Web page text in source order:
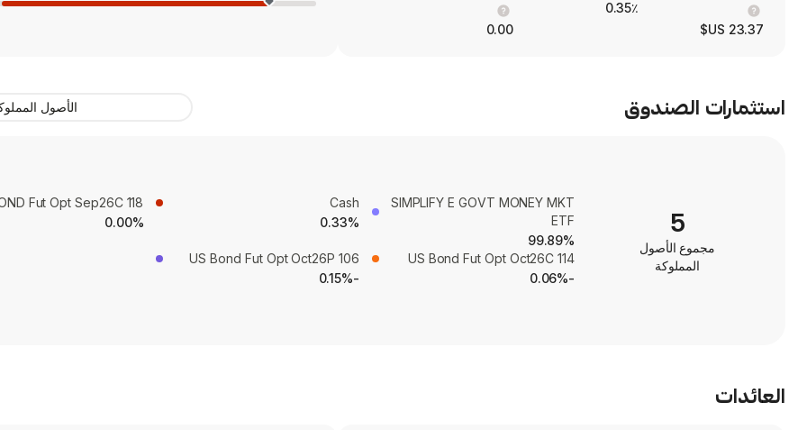
23.37 US$
0.35٪
0.00
استثمارات الصندوق الأصول
5
مجموع الأصول
المملوكة
SIMPLIFY E GOVT MONEY MKT
ETF
99.89%
Cash
0.33%
Fut Opt Sep26C 118
0.00%
US Bond Fut Opt Oct26C 114
-0.06%
US Bond Fut Opt Oct26P 106
-0.15%
العائدات